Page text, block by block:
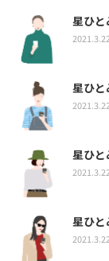
星ひと
2021.3.22
星ひと
2021.3.22
星ひと
2021.3.22
星ひと
2021.3.22